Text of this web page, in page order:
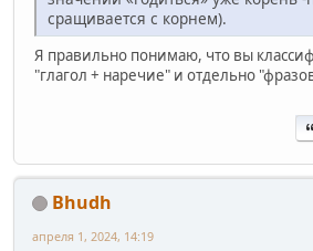
сращивается с корнем).
Я правильно понимаю, что вы
"глагол + наречие" и отдельно
Bhudh
апреля 1, 2024, 14:19